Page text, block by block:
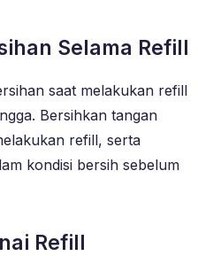
Selama Refill
saat melakukan refill
Bersihkan tangan
refill, serta
kondisi bersih sebelum
Refill